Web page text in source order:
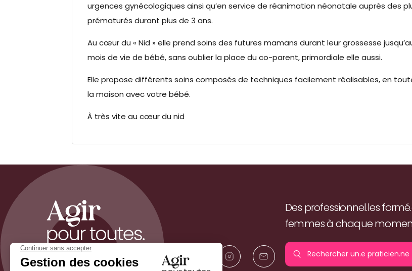
urgences gynécologiques ainsi qu’en service de réanimation néonatale auprès des
prématurés durant plus de 3 ans.
Au cœur du « Nid » elle prend soins des futures mamans durant leur grossesse
mois de vie de bébé, sans oublier la place du co-parent, primordiale elle aussi.
Elle propose différents soins composés de techniques facilement réalisables, en
la maison avec votre bébé.
À très vite au cœur du nid
Des professionnel.les
femmes à chaque
Rechercher un.e
praticien.ne